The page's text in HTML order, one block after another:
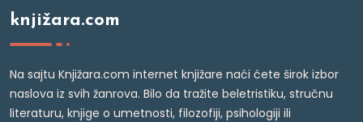
knjižara.com
Na sajtu Knjižara.com internet knjižare naći ćete širok izbor
naslova iz svih žanrova. Bilo da tražite beletristiku, stručnu
literaturu, knjige o umetnosti, filozofiji, psihologiji ili